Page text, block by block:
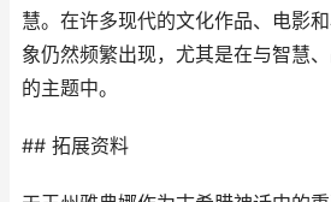
慧。在许多现代的文化作品、电影
象仍然频繁出现，尤其是在与智慧
的主题中。
## 拓展资料